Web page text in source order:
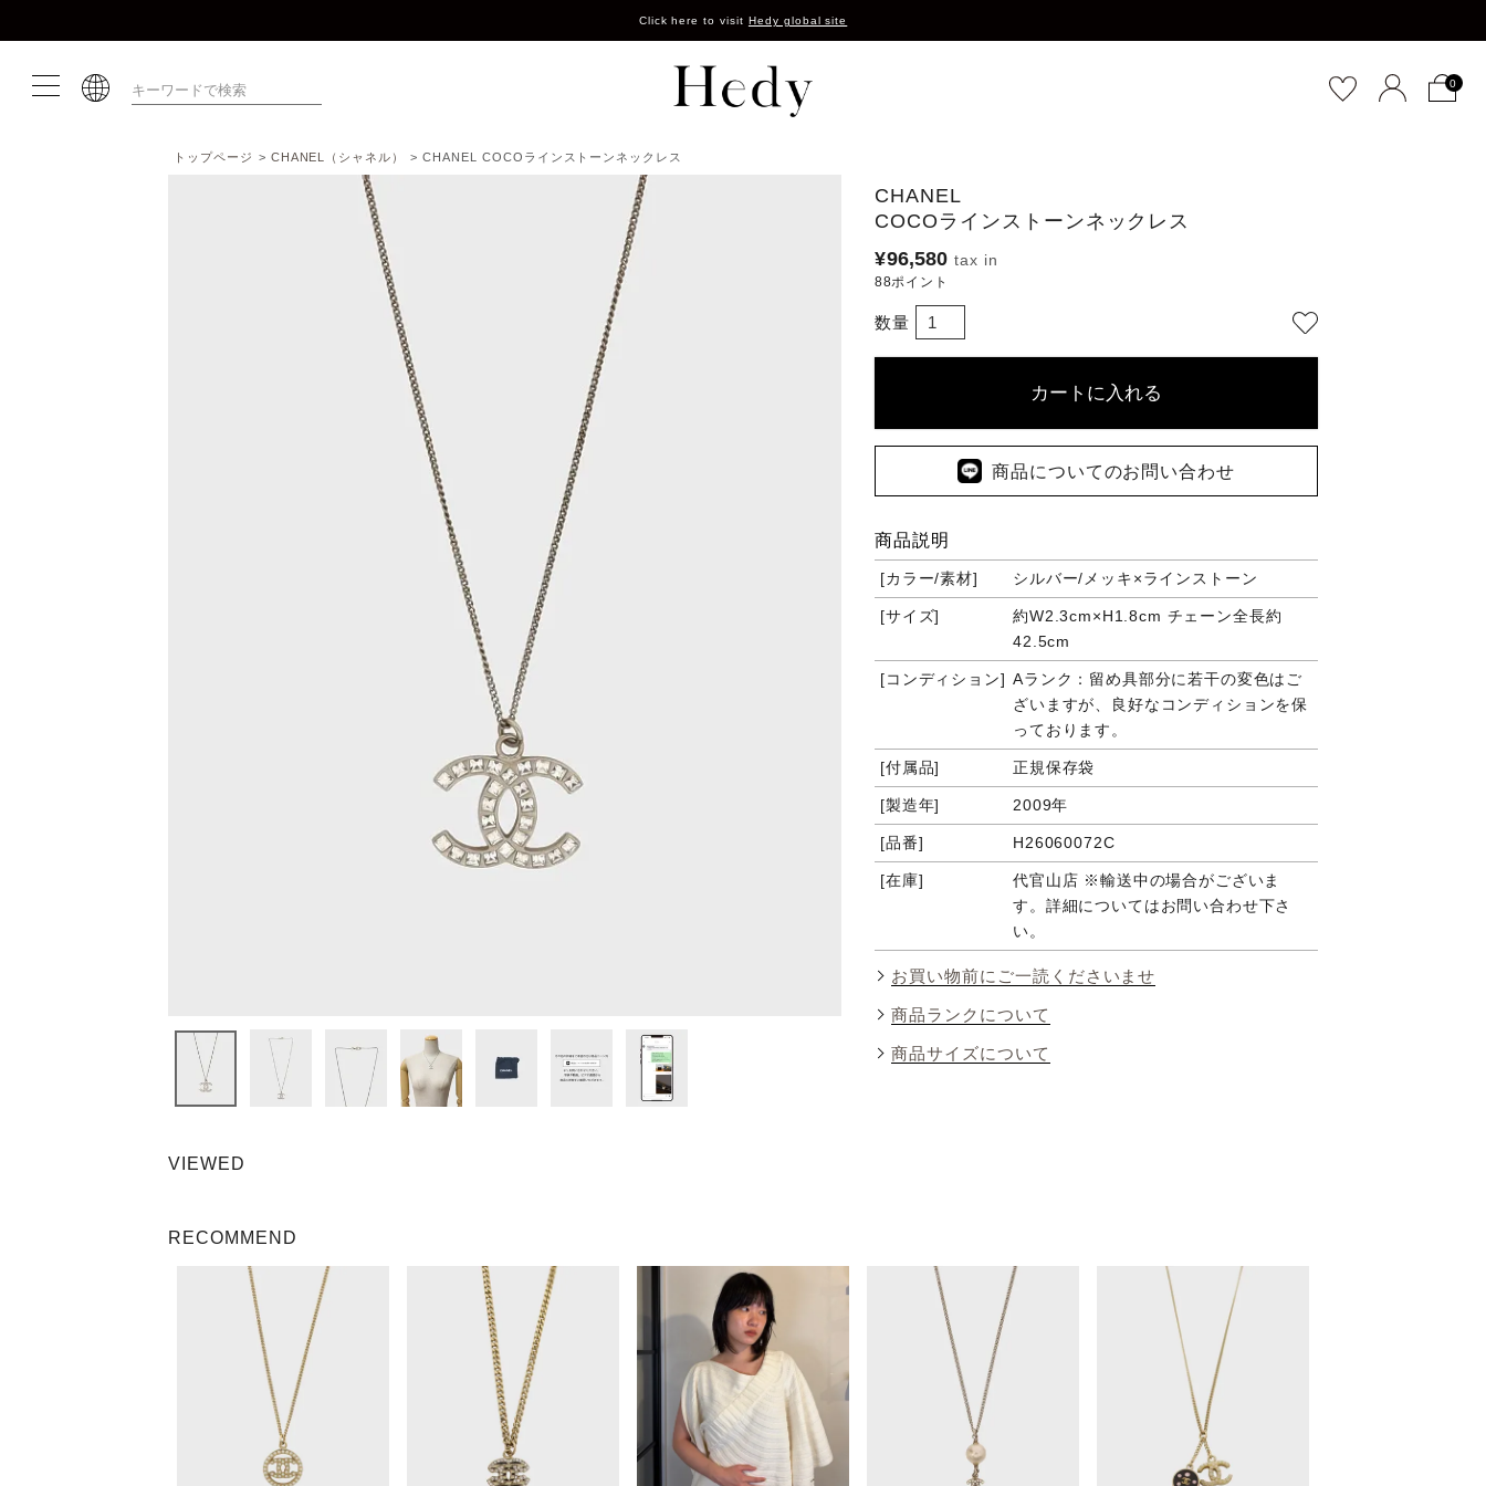
Click here to visit Hedy global site
0
トップページ CHANEL（シャネル） CHANEL COCOラインストーンネックレス
CHANEL
COCOラインストーンネックレス
¥96,580
88ポイント
カートに入れる
商品についてのお問い合わせ
商品説明
カラー/素材 シルバー/メッキ×ラインストーン
サイズ
約W2.3cm×H1.8cm チェーン全長約
42.5cm
コンディション
Aランク：留め具部分に若干の変色はご
ざいますが、良好なコンディションを保
っております。
付属品 正規保存袋
製造年 2009年
品番 H26060072C
在庫
代官山店 ※輸送中の場合がございま
す。詳細についてはお問い合わせ下さ
い。
お買い物前にご一読くださいませ
商品ランクについて
商品サイズについて
VIEWED
RECOMMEND